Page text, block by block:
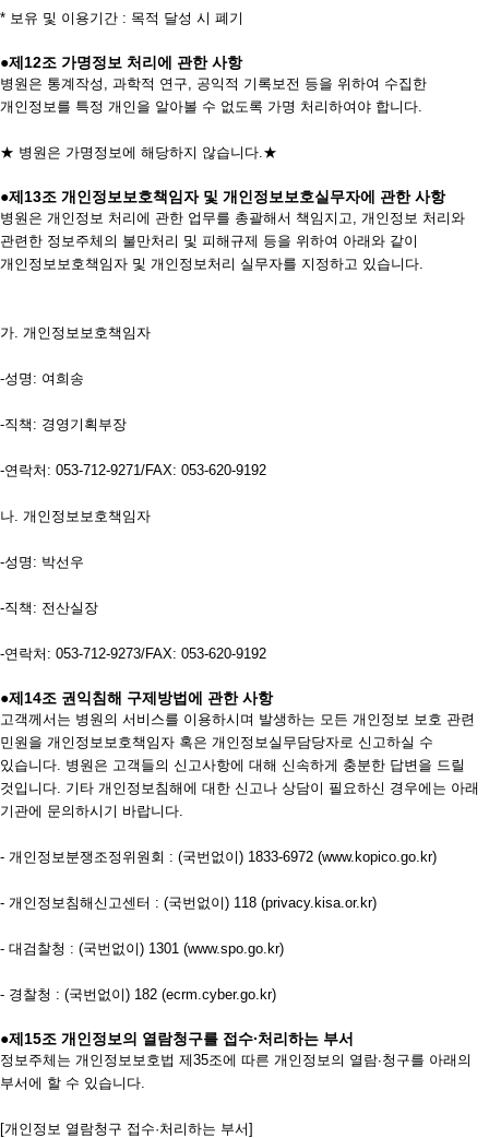
* 보유 및 이용기간 : 목적 달성 시 폐기
●제12조 가명정보 처리에 관한 사항
병원은 통계작성, 과학적 연구, 공익적 기록보전 등을 위하여 수집한
개인정보를 특정 개인을 알아볼 수 없도록 가명 처리하여야 합니다.
★ 병원은 가명정보에 해당하지 않습니다.★
●제13조 개인정보보호책임자 및 개인정보보호실무자에 관한 사항
병원은 개인정보 처리에 관한 업무를 총괄해서 책임지고, 개인정보 처리와
관련한 정보주체의 불만처리 및 피해규제 등을 위하여 아래와 같이
개인정보보호책임자 및 개인정보처리 실무자를 지정하고 있습니다.
가. 개인정보보호책임자
-성명: 여희송
-직책: 경영기획부장
-연락처: 053-712-9271/FAX: 053-620-9192
나. 개인정보보호책임자
-성명: 박선우
-직책: 전산실장
-연락처: 053-712-9273/FAX: 053-620-9192
●제14조 권익침해 구제방법에 관한 사항
고객께서는 병원의 서비스를 이용하시며 발생하는 모든 개인정보 보호 관련
민원을 개인정보보호책임자 혹은 개인정보실무담당자로 신고하실 수
있습니다. 병원은 고객들의 신고사항에 대해 신속하게 충분한 답변을 드릴
것입니다. 기타 개인정보침해에 대한 신고나 상담이 필요하신 경우에는 아래
기관에 문의하시기 바랍니다.
- 개인정보분쟁조정위원회 : (국번없이) 1833-6972 (www.kopico.go.kr)
- 개인정보침해신고센터 : (국번없이) 118 (privacy.kisa.or.kr)
- 대검찰청 : (국번없이) 1301 (www.spo.go.kr)
- 경찰청 : (국번없이) 182 (ecrm.cyber.go.kr)
●제15조 개인정보의 열람청구를 접수∙처리하는 부서
정보주체는 개인정보보호법 제35조에 따른 개인정보의 열람∙청구를 아래의
부서에 할 수 있습니다.
[개인정보 열람청구 접수·처리하는 부서]